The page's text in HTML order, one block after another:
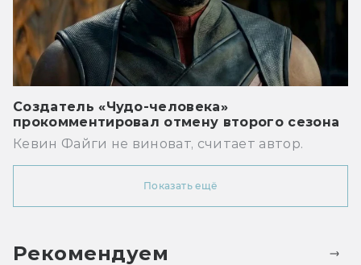
Создатель «Чудо-человека»
прокомментировал отмену второго сезона
Кевин Файги не виноват, считает автор.
Показать ещё
Рекомендуем